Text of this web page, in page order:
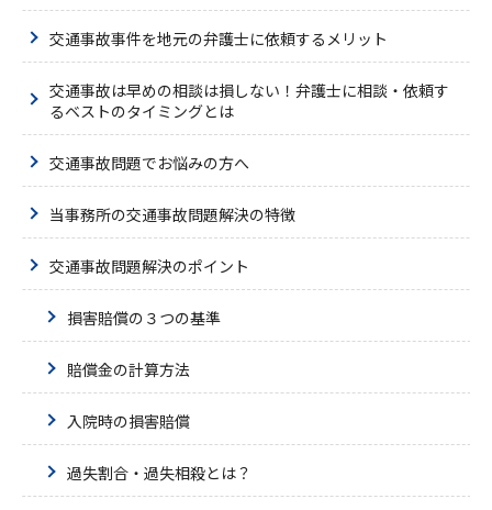
交通事故事件を地元の弁護士に依頼するメリット
交通事故は早めの相談は損しない！弁護士に相談・依頼す
るベストのタイミングとは
交通事故問題でお悩みの方へ
当事務所の交通事故問題解決の特徴
交通事故問題解決のポイント
損害賠償の３つの基準
賠償金の計算方法
入院時の損害賠償
過失割合・過失相殺とは？